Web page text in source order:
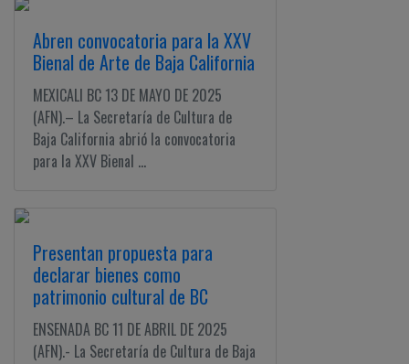
Abren convocatoria para la XXV
Bienal de Arte de Baja California
MEXICALI BC 13 DE MAYO DE 2025
(AFN).– La Secretaría de Cultura de
Baja California abrió la convocatoria
para la XXV Bienal ...
Presentan propuesta para
declarar bienes como
patrimonio cultural de BC
ENSENADA BC 11 DE ABRIL DE 2025
(AFN).- La Secretaría de Cultura de Baja